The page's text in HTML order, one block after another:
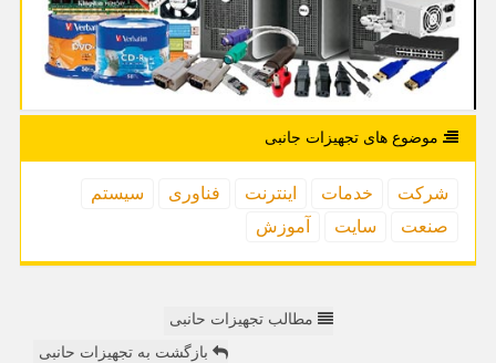
موضوع های تجهیزات جانبی
شركت خدمات اینترنت فناوری
سیستم
صنعت
سایت آموزش
مطالب تجهیزات حانبی
بازگشت به تجهیزات حانبی